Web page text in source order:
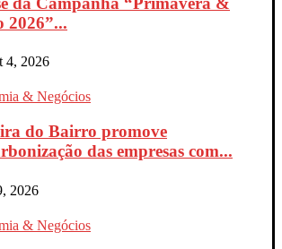
2026”...
4, 2026
& Negócios
do Bairro promove
das empresas com...
2026
& Negócios